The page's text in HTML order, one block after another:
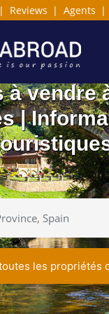
| Reviews | Agents |
à vendre
|
les propriétés